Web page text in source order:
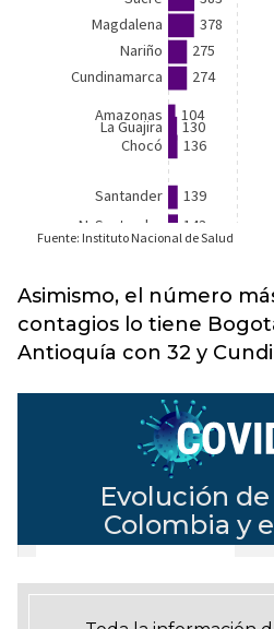
Asimismo, el número
contagios lo tiene
Antioquía con 32 y